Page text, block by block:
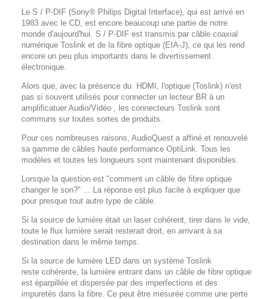
Le S / P-DIF (Sony® Philips Digital Interface), qui est arrivé en
1983 avec le CD, est encore beaucoup une partie de notre
monde d'aujourd'hui.
S / P-DIF est transmis par câble coaxial
numérique Toslink et de la fibre optique (EIA-J), ce qui les rend
encore un peu plus importants dans le divertissement
électronique.
Alors que, avec la présence du HDMI, l'optique (Toslink) n'est
pas si souvent utilisés pour connecter un lecteur BR à un
amplificatuer Audio/Vidéo , les connecteurs Toslink sont
communs sur toutes sortes de produits.
Pour ces nombreuses raisons, AudioQuest a affiné et renouvelé
sa gamme de câbles haute performance OptiLink. Tous les
modèles et toutes les longueurs sont maintenant disponibles.
Lorsque la question est "comment un câble de fibre optique
changer le son?" ... La réponse est plus facile à expliquer que
pour presque tout autre type de câble.
Si la source de lumière était un laser cohérent, tirer dans le vide,
toute le flux lumière serait resterait droit, en arrivant à sa
destination dans le même temps.
Si la source de lumière LED dans un système Toslink
reste cohérente, la lumière entrant dans un câble de fibre optique
est éparpillée et dispersée par des imperfections et des
impuretés dans la fibre. Ce peut être mesurée comme une perte